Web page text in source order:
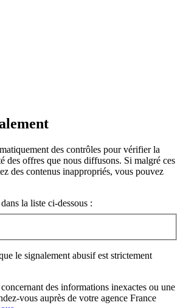
des contrôles pour vérifier la
des offres que nous diffusons. Si malgré ces
des contenus inappropriés, vous pouvez
la liste ci-dessous :
le signalement abusif est strictement
des informations inexactes ou une
vous auprès de votre agence France